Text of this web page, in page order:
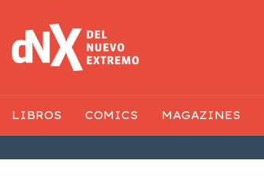
LIBROS COMICS MAGAZINES